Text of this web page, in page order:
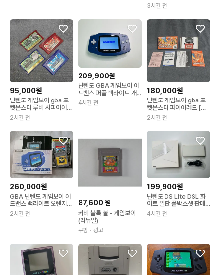
3시간 전
95,000원
닌텐도 게임보이 gba 포
켓몬스터 루비 사파이어
정품 세트 [전지 개조]
2시간 전
209,900원
닌텐도 GBA 게임보이 어
드밴스 퍼플 백라이트 개
조품 판매
4시간 전
180,000원
닌텐도 게임보이 gba 포
켓몬스터 파이어레드 [정
품]
2시간 전
260,000원
GBA 닌텐도 게임보이 어
드밴스 백라이트 오렌지
박스셋 +게임팩
2시간 전
87,600원
커비 블록 볼 - 게임보이
(리뉴얼)
쿠팡 ・광고
199,900원
닌텐도 DS Lite DSL 화
이트 일판 풀박스셋 판매
(3DS, GBA, 게임보이)
4시간 전